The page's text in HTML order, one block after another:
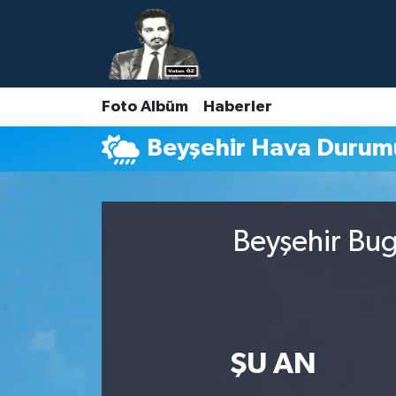
Foto Albüm Haberler
Beyşehir Hava
Beyşehir
ŞU AN
Nöbetçi Eczaneler
Hava Durumu
Namaz Vakitleri
Trafik Durumu
Süper Lig Puan Durumu ve Fikstür